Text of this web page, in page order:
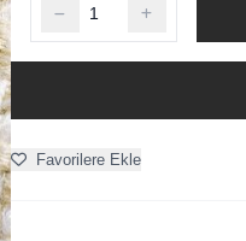
Favorilere Ekle